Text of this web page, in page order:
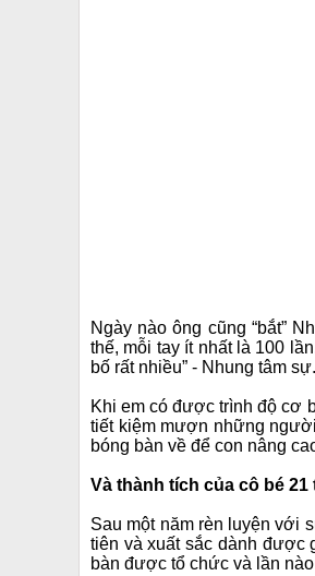
Ngày nào ông cũng “bắt”
thế, mỗi tay ít nhất là 100
bố rất nhiều” - Nhung tâm sự.
Khi em có được trình độ cơ
tiết kiệm mượn những
bóng bàn về để con nâng
Và thành tích của cô bé 21
Sau một năm rèn luyện với
tiên và xuất sắc dành được
bàn được tổ chức và lần